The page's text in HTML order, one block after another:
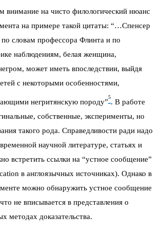
внимание на чисто филологический нюанс
на примере такой цитаты: “…Спен­сер
по словам профессора Флинта и по
наблюдениям, белая женщина,
может иметь впоследствии, выйдя
с некоторыми особенностями,
негритянскую породу”
5
. В работе
собственные, эксперименты, но
такого рода. Справедливости ради надо
научной литературе, статьях и
встретить ссылки на “устное сообщение”
в англоязычных источниках). Однако в
можно обнаружить устное сообщение
не вписывается в представления о
методах доказательства.